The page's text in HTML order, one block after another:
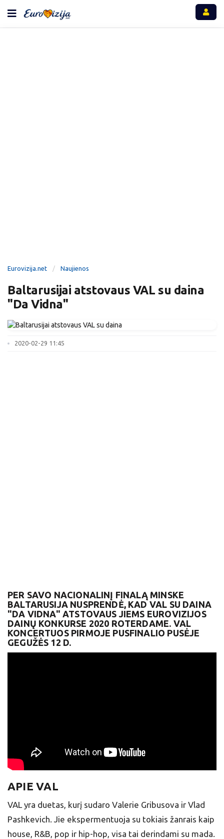
Eurovizija.net Naujienos
Baltarusijai atstovaus VAL su daina
"Da Vidna"
2020-02-29 11:45
PER SAVO NACIONALINĮ FINALĄ MINSKE
BALTARUSIJA NUSPRENDĖ, KAD VAL SU DAINA
"DA VIDNA" ATSTOVAUS JIEMS EUROVIZIJOS
DAINŲ KONKURSE 2020 ROTERDAME. VAL
KONCERTUOS PIRMOJE PUSFINALIO PUSĖJE
GEGUŽĖS 12 D.
APIE VAL
VAL yra duetas, kurį sudaro Valerie Gribusova ir Vlad
Pashkevich. Jie ekspermentuoja su tokiais žanrais kaip
house, R&B, pop ir hip-hop, visa tai derindami su mada.